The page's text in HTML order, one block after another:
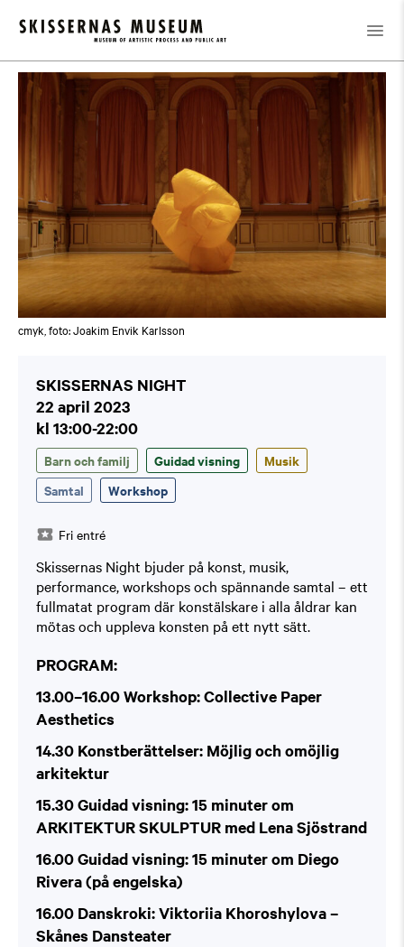
Kalender / SKISSERNAS NIGHT
cmyk, foto: Joakim Envik Karlsson
SKISSERNAS NIGHT
22 april 2023
kl 13:00-22:00
Barn och familj Guidad visning
Musik
Samtal
Workshop
Fri entré
Skissernas Night bjuder på konst, musik,
performance, workshops och spännande samtal – ett
fullmatat program där konstälskare i alla åldrar kan
mötas och uppleva konsten på ett nytt sätt.
PROGRAM:
13.00–16.00 Workshop: Collective Paper
Aesthetics
14.30 Konstberättelser: Möjlig och omöjlig
arkitektur
15.30 Guidad visning: 15 minuter om
ARKITEKTUR SKULPTUR med Lena Sjöstrand
16.00 Guidad visning: 15 minuter om Diego
Rivera (på engelska)
16.00 Danskroki: Viktoriia Khoroshylova –
Skånes Dansteater